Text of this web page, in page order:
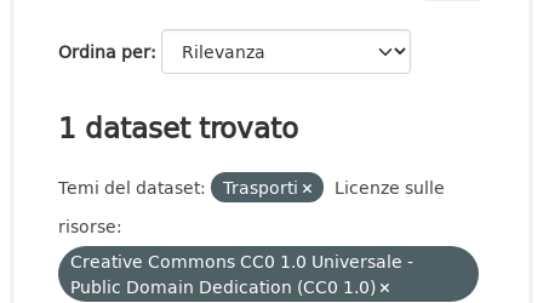
Ordina per
1 dataset trovato
Temi del dataset: Trasporti
Licenze sulle
risorse:
Creative Commons CC0 1.0 Universale -
Public Domain Dedication (CC0 1.0)